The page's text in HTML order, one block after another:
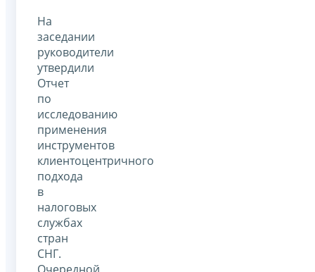
На
заседании
руководители
утвердили
Отчет
по
исследованию
применения
инструментов
клиентоцентричного
подхода
в
налоговых
службах
стран
СНГ.
Очередной